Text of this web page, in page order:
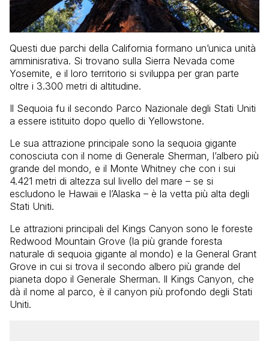
Questi due parchi della California formano un’unica unità
amminisrativa. Si trovano sulla Sierra Nevada come
Yosemite, e il loro territorio si sviluppa per gran parte
oltre i 3.300 metri di altitudine.
Il Sequoia fu il secondo Parco Nazionale degli Stati Uniti
a essere istituito dopo quello di Yellowstone.
Le sua attrazione principale sono la sequoia gigante
conosciuta con il nome di Generale Sherman, l’albero più
grande del mondo, e il Monte Whitney che con i sui
4.421 metri di altezza sul livello del mare – se si
escludono le Hawaii e l’Alaska – è la vetta più alta degli
Stati Uniti.
Le attrazioni principali del Kings Canyon sono le foreste
Redwood Mountain Grove (la più grande foresta
naturale di sequoia gigante al mondo) e la General Grant
Grove in cui si trova il secondo albero più grande del
pianeta dopo il Generale Sherman. Il Kings Canyon, che
dà il nome al parco, è il canyon più profondo degli Stati
Uniti.